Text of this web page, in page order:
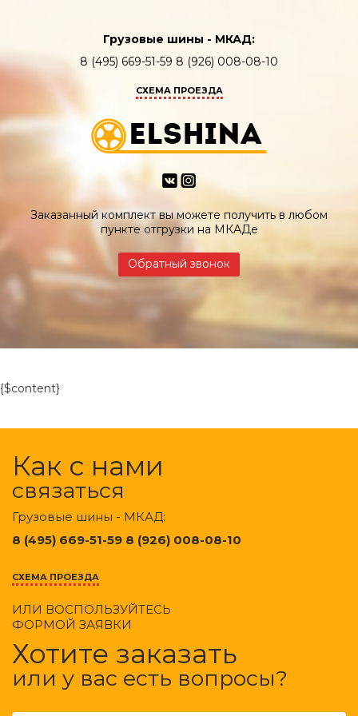
Грузовые шины - МКАД:
8 (495) 669-51-59 8 (926) 008-08-10
СХЕМА ПРОЕЗДА
Заказанный комплект вы можете получить в любом
пункте отгрузки на МКАДе
Обратный звонок
{$content}
Как с нами
связаться
Грузовые шины - МКАД:
8 (495) 669-51-59 8 (926) 008-08-10
СХЕМА ПРОЕЗДА
ИЛИ ВОСПОЛЬЗУЙТЕСЬ
ФОРМОЙ ЗАЯВКИ
Хотите заказать
или у вас есть вопросы?